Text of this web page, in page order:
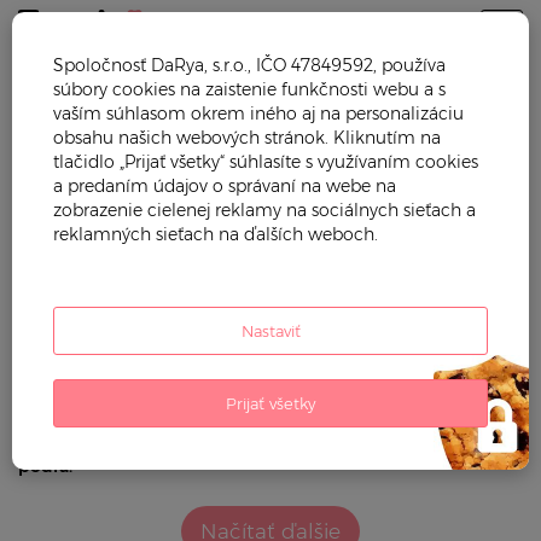
Trendy mama Móda Kabelky Kabelky cez rameno
KABELKY CEZ RAMENO
Filtrovať podľa:
Použité
filtre:
podľa:
Načítať ďalšie
Spoločnosť DaRya, s.r.o., IČO 47849592, používa
súbory cookies na zaistenie funkčnosti webu a s
vaším súhlasom okrem iného aj na personalizáciu
obsahu našich webových stránok. Kliknutím na
tlačidlo „Prijať všetky“ súhlasíte s využívaním cookies
a predaním údajov o správaní na webe na
zobrazenie cielenej reklamy na sociálnych sieťach a
reklamných sieťach na ďalších weboch.
Nastaviť
Prijať všetky